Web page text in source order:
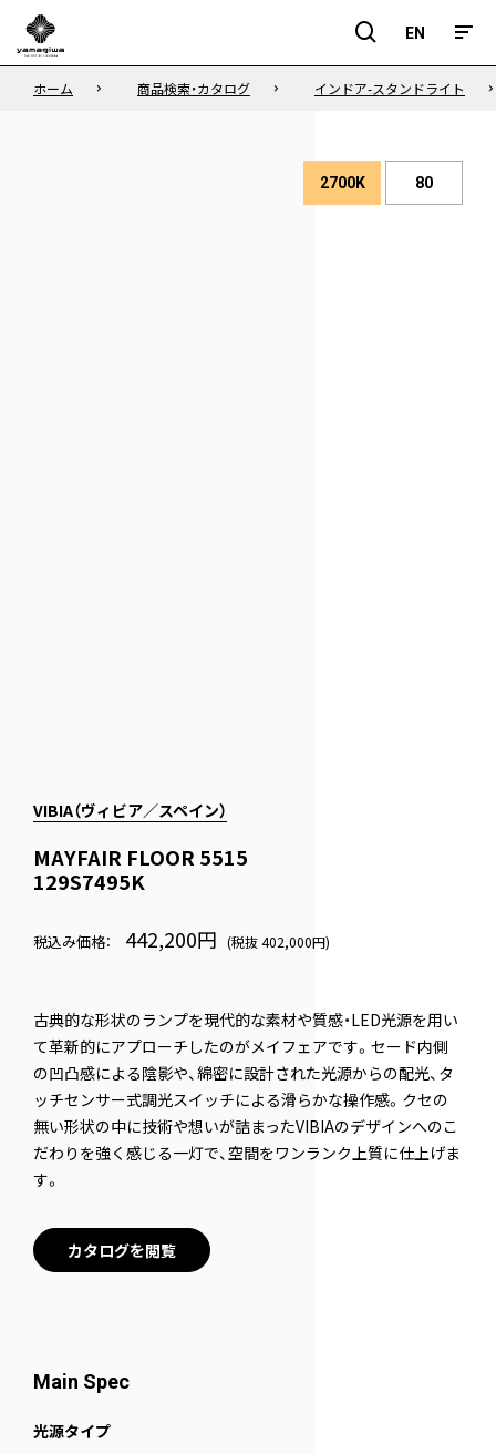
EN
EN
ホーム 商品検索・カタログ インドア-スタンドライト
2700K 演
色
80
VIBIA（ヴィビア／スペイン）
MAYFAIR FLOOR 5515
129S7495K
税込み価格： 442,200円 (税抜 402,000円)
古典的な形状のランプを現代的な素材や質感・LED光源を用い
て革新的にアプローチしたのがメイフェアです。セード内側
の凹凸感による陰影や、綿密に設計された光源からの配光、タ
ッチセンサー式調光スイッチによる滑らかな操作感。クセの
無い形状の中に技術や想いが詰まったVIBIAのデザインへのこ
だわりを強く感じる一灯で、空間をワンランク上質に仕上げま
す。
カタログを閲覧
Main Spec
光源タイプ